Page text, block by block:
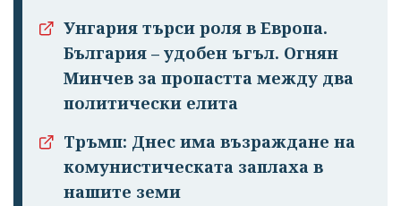
Унгария търси роля в Европа.
България – удобен ъгъл. Огнян
Минчев за пропастта между два
политически елита
Тръмп: Днес има възраждане на
комунистическата заплаха в
нашите земи